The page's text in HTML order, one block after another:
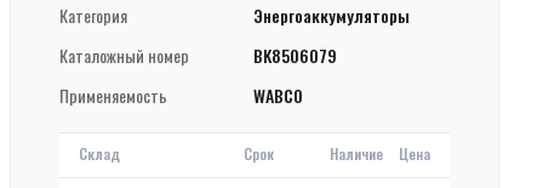
Категория
Энергоаккумуляторы
Каталожный номер
BK8506079
Применяемость
WABCO
Склад Срок Наличие Цена